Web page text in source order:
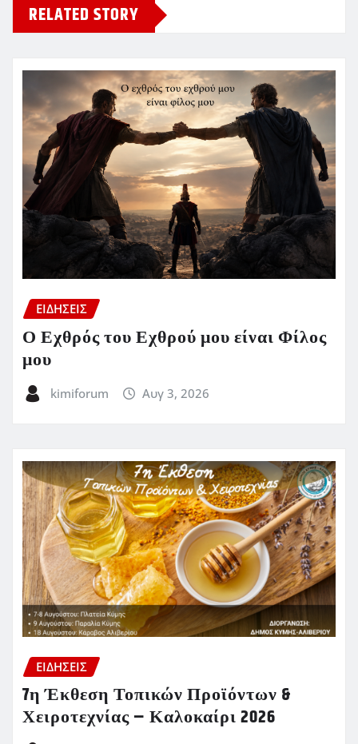
RELATED STORY
ΕΙΔΗΣΕΙΣ
Ο Εχθρός του Εχθρού μου είναι Φίλος
μου
kimiforum Αυγ 3, 2026
ΕΙΔΗΣΕΙΣ
7η Έκθεση Τοπικών Προϊόντων &
Χειροτεχνίας – Καλοκαίρι 2026